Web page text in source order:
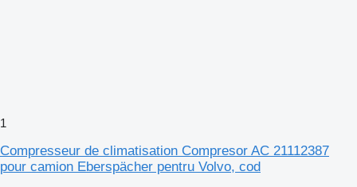
1
Compresseur de climatisation Compresor AC 21112387
pour camion Eberspächer pentru Volvo, cod